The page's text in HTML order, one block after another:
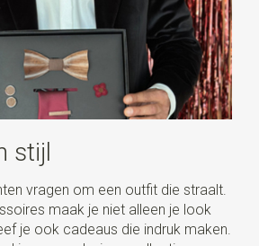
stijl
vragen om een outfit die straalt.
maak je niet alleen je look
je ook cadeaus die indruk maken.